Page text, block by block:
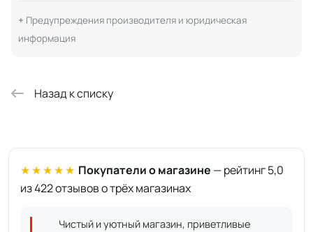
Предупреждения производителя и юридическая
информация
Назад к списку
★★★★★ Покупатели о магазине — рейтинг 5,0
из 422 отзывов о трёх магазинах
Чистый и уютный магазин, приветливые